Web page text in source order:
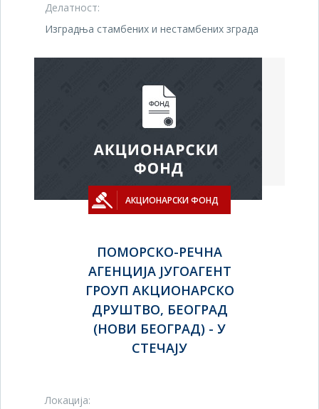
Делатност:
Изградња стамбених и нестамбених зграда
АКЦИОНАРСКИ ФОНД
ПОМОРСКО-РЕЧНА
АГЕНЦИЈА ЈУГОАГЕНТ
ГРОУП АКЦИОНАРСКО
ДРУШТВО, БЕОГРАД
(НОВИ БЕОГРАД) - У
СТЕЧАЈУ
Локација: